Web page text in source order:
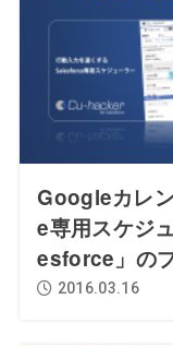
Googleカレ
e専用スケジ
esforce」の
2016.03.16